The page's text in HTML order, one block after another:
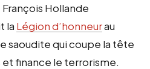
Hollande
la Légion d’honneurau
saoudite qui coupe la tête
finance le terrorisme.